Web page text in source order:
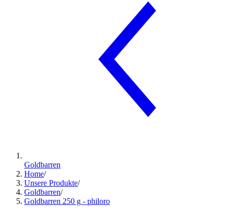
Goldbarren
Home/
Unsere Produkte/
Goldbarren/
Goldbarren 250 g - philoro